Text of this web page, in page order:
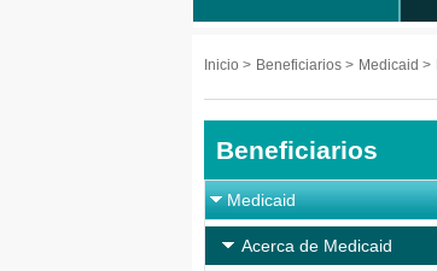
Inicio > Beneficiarios > Medicaid >
Beneficiarios
Medicaid
Acerca de Medicaid